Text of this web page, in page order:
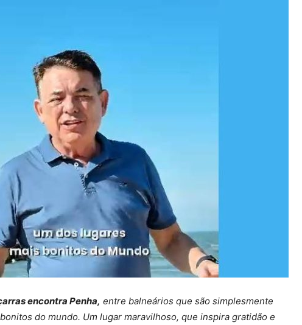
encontra Penha, entre balneários que são simplesmente
do mundo. Um lugar maravilhoso, que inspira gratidão e